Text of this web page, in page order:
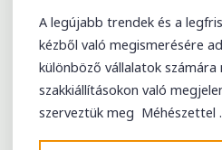
A legújabb trendek és a
kézből való megismerésére
különböző vállalatok számára
szakkiállításokon való
szerveztük meg Méhészettel